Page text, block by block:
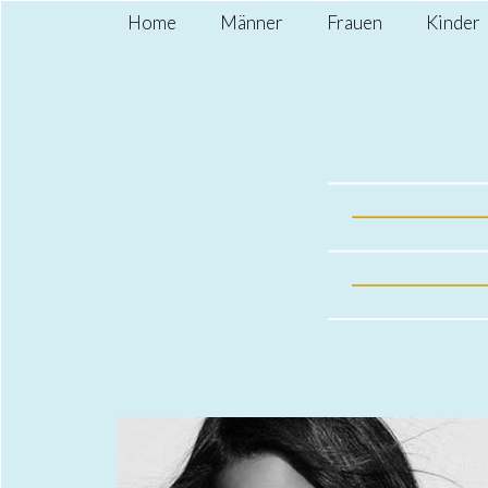
Home Männer Frauen Kinder